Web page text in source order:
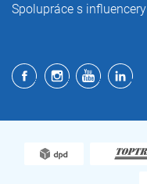
Spolupráce s influencery